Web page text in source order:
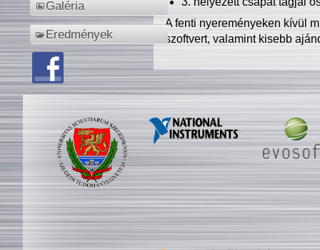
Galéria
Eredmények
A fenti nyereményeken kívül
szoftvert, valamint kisebb